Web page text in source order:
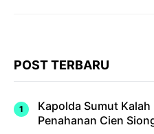
POST TERBARU
Kapolda Sumut
Penahanan Cien